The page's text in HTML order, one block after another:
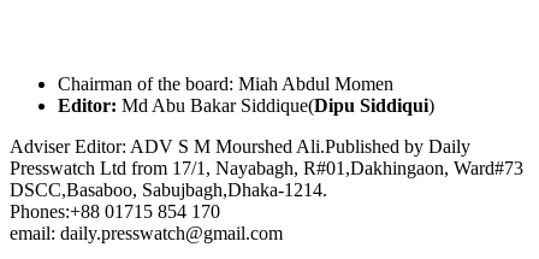
Chairman of the board: Miah Abdul Momen
Editor: Md Abu Bakar Siddique(Dipu Siddiqui)
Adviser Editor: ADV S M Mourshed Ali.Published by Daily
Presswatch Ltd from 17/1, Nayabagh, R#01,Dakhingaon, Ward#73
DSCC,Basaboo, Sabujbagh,Dhaka-1214.
Phones:+88 01715 854 170
email: daily.presswatch@gmail.com